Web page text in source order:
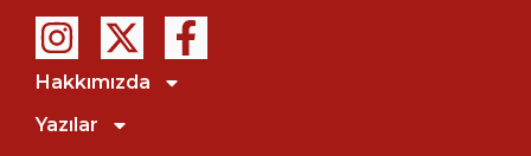
Hakkımızda
Yazılar